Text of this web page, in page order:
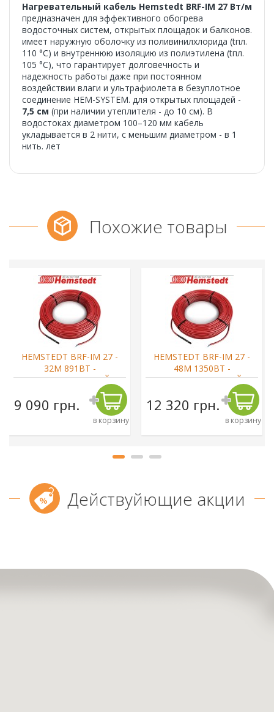
Нагревательный кабель Hemstedt BRF-IM 27 Вт/м
предназначен для эффективного обогрева
водосточных систем, открытых площадок и балконов.
имеет наружную оболочку из поливинилхлорида (tпл.
110 °C) и внутреннюю изоляцию из полиэтилена (tпл.
105 °C), что гарантирует долговечность и
надежность работы даже при постоянном
воздействии влаги и ультрафиолета в безуплотное
соединение HEM-SYSTEM. для открытых площадей -
7,5 см (при наличии утеплителя - до 10 см). В
водостоках диаметром 100–120 мм кабель
укладывается в 2 нити, с меньшим диаметром - в 1
нить. лет
Похожие товары
HEMSTEDT BRF-IM 27 -
32М 891ВТ -
НАГРЕВАТЕЛЬНЫЙ
9 090 грн.
в корзину
HEMSTEDT BRF-IM 27 -
48М 1350ВТ -
НАГРЕВАТЕЛЬНЫЙ
12 320 грн.
в корзину
Действуйющие акции